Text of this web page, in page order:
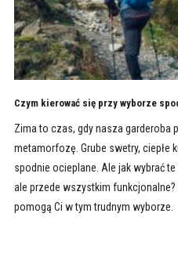
Czym kierować się przy wyborze
Zima to czas, gdy nasza garderoba
metamorfozę. Grube swetry, ciepłe
spodnie ocieplane. Ale jak wybrać
ale przede wszystkim
pomogą Ci w tym trudnym wyborze.